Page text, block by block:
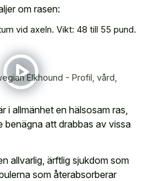
om rasen:
vid axeln. Vikt: 48 till 55 pund.
Elkhound - Profil, vård,
i allmänhet en hälsosam ras,
benägna att drabbas av vissa
allvarlig, ärftlig sjukdom som
som återabsorberar